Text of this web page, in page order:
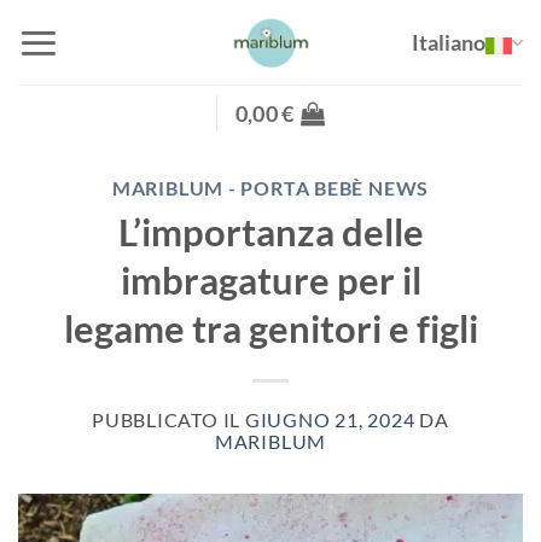
Italiano
0,00€
MARIBLUM - PORTA BEBÈ NEWS
L’importanza delle
imbragature per il
legame tra genitori e figli
PUBBLICATO IL GIUGNO 21, 2024 DA
MARIBLUM